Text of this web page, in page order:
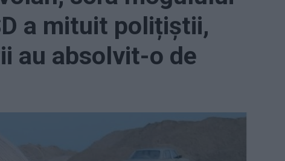
a mituit polițiștii,
au absolvit-o de